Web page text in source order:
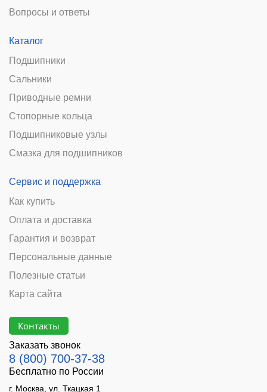
Вопросы и ответы
Каталог
Подшипники
Сальники
Приводные ремни
Стопорные кольца
Подшипниковые узлы
Смазка для подшипников
Сервис и поддержка
Как купить
Оплата и доставка
Гарантия и возврат
Персональные данные
Полезные статьи
Карта сайта
Контакты
Заказать звонок
8 (800) 700-37-38
Бесплатно по России
г. Москва, ул. Ткацкая 1